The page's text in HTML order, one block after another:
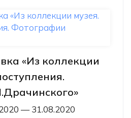
«Из коллекции
— 31.08.2020